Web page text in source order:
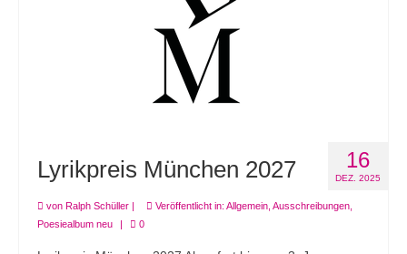
16
DEZ. 2025
Lyrikpreis München 2027
von Ralph Schüller | Veröffentlicht in: Allgemein Ausschreibungen
Poesiealbum neu
| 0